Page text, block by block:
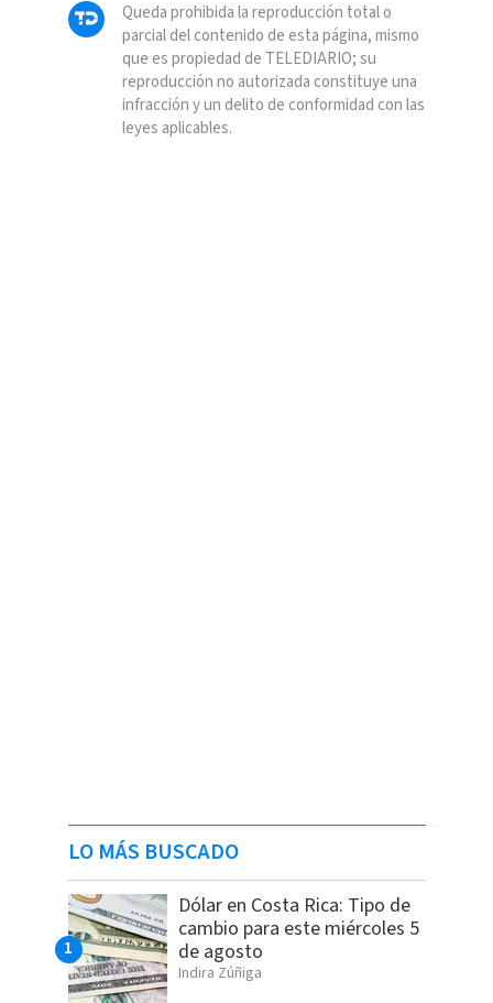
Queda prohibida la reproducción total o
parcial del contenido de esta página, mismo
que es propiedad de TELEDIARIO; su
reproducción no autorizada constituye una
infracción y un delito de conformidad con las
leyes aplicables.
LO MÁS BUSCADO
Dólar en Costa Rica: Tipo de
cambio para este miércoles 5
de agosto
Indira Zúñiga